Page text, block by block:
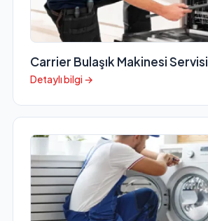
Carrier Bulaşık Makinesi Servisi
Detaylı bilgi →